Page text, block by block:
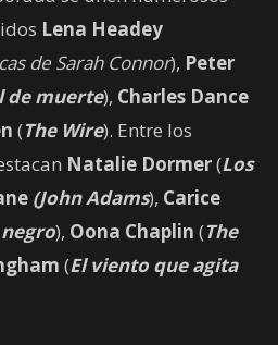
Lena Headey
de Sarah Connor), Peter
de muerte), Charles Dance
(The Wire). Entre los
Natalie Dormer(Los
(John Adams), Carice
), Oona Chaplin (The
(El viento que agita